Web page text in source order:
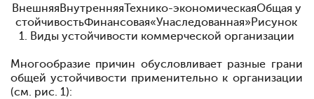
ВнешняяВнутренняяТехнико-экономическаяОбщая у
стойчивостьФинансовая«Унаследованная» Рисунок
1. Виды устойчивости коммерческой организации
Многообразие причин обусловливает разные грани
общейустойчивости применительно к организации
(см. рис. 1):